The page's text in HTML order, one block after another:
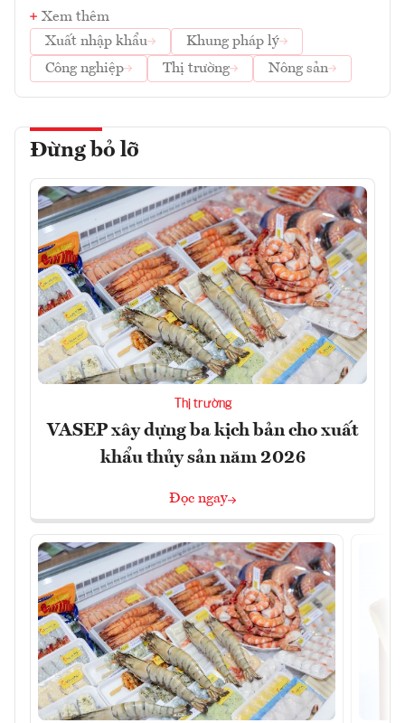
Xem thêm
Xuất nhập khẩu
Khung pháp lý
Công nghiệp
Thị trường Nông sản
Đừng bỏ lỡ
Thị trường
VASEP xây dựng ba kịch bản cho xuất
khẩu thủy sản năm 2026
Đọc ngay